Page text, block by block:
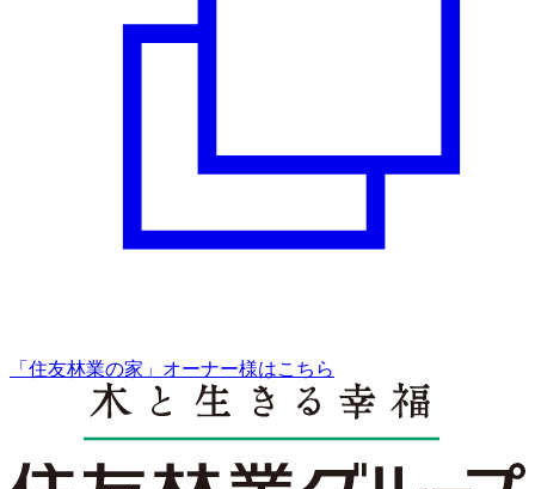
「住友林業の家」オーナー様はこちら